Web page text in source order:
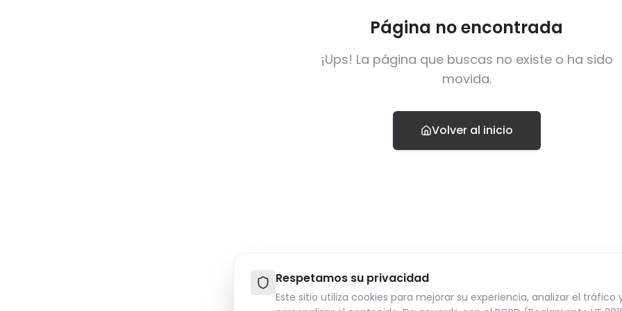
Respetamos su privacidad
Este sitio utiliza cookies para mejorar su experiencia, analizar el tráfico
Página no encontrada
¡Ups! La página que buscas no existe o ha sido
movida.
Volver al inicio